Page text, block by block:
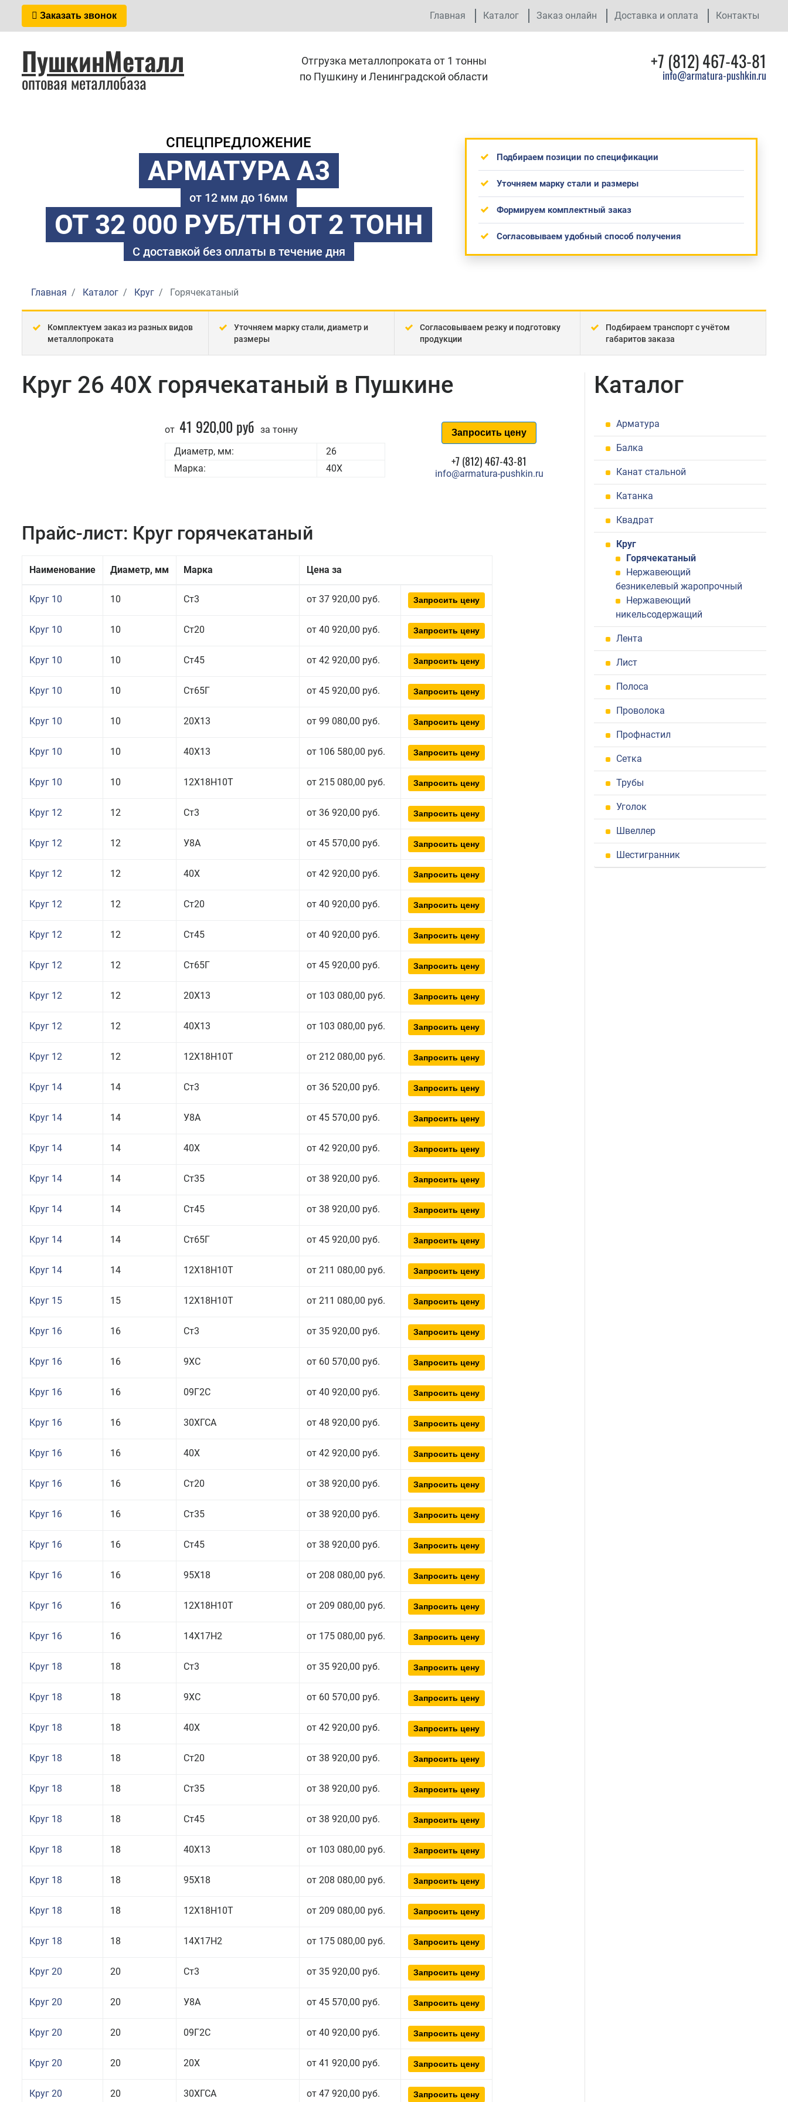
Заказать звонок Главная Каталог Заказ онлайн Доставка и оплата Контакты
ПушкинМеталл
оптовая металлобаза
Отгрузка металлопроката от 1 тонны
по Пушкину и Ленинградской области
+7 (812) 467-43-81
info@armatura-pushkin.ru
СПЕЦПРЕДЛОЖЕНИЕ
АРМАТУРА А3
от 12 мм до 16мм
ОТ 32 000 РУБ/ТН ОТ 2 ТОНН
С доставкой без оплаты в течение дня
Подбираем позиции по спецификации
Уточняем марку стали и размеры
Формируем комплектный заказ
Согласовываем удобный способ получения
Главная Каталог Круг Горячекатаный
Комплектуем заказ из разных видов
металлопроката
Уточняем марку стали, диаметр и
размеры
Согласовываем резку и подготовку
продукции
Подбираем транспорт с учётом
габаритов заказа
Круг 26 40Х горячекатаный в Пушкине
от 41 920,00 руб за тонну
Диаметр, мм:
26
Марка:
40Х
Запросить цену
+7 (812) 467-43-81
info@armatura-pushkin.ru
Прайс-лист: Круг горячекатаный
Наименование Диаметр, мм Марка Цена за
Круг 10 10 Ст3 от 37 920,00 руб. Запросить цену
Круг 10 10 Ст20 от 40 920,00 руб. Запросить цену
Круг 10 10 Ст45 от 42 920,00 руб. Запросить цену
Круг 10 10 Ст65Г от 45 920,00 руб. Запросить цену
Круг 10 10 20Х13 от 99 080,00 руб. Запросить цену
Круг 10 10 40Х13 от 106 580,00 руб. Запросить цену
Круг 10 10 12Х18Н10Т от 215 080,00 руб. Запросить цену
Круг 12 12 Ст3 от 36 920,00 руб. Запросить цену
Круг 12 12 У8А от 45 570,00 руб. Запросить цену
Круг 12 12 40Х от 42 920,00 руб. Запросить цену
Круг 12 12 Ст20 от 40 920,00 руб. Запросить цену
Круг 12 12 Ст45 от 40 920,00 руб. Запросить цену
Круг 12 12 Ст65Г от 45 920,00 руб. Запросить цену
Круг 12 12 20Х13 от 103 080,00 руб. Запросить цену
Круг 12 12 40Х13 от 103 080,00 руб. Запросить цену
Круг 12 12 12Х18Н10Т от 212 080,00 руб. Запросить цену
Круг 14 14 Ст3 от 36 520,00 руб. Запросить цену
Круг 14 14 У8А от 45 570,00 руб. Запросить цену
Круг 14 14 40Х от 42 920,00 руб. Запросить цену
Круг 14 14 Ст35 от 38 920,00 руб. Запросить цену
Круг 14 14 Ст45 от 38 920,00 руб. Запросить цену
Круг 14 14 Ст65Г от 45 920,00 руб. Запросить цену
Круг 14 14 12Х18Н10Т от 211 080,00 руб. Запросить цену
Круг 15 15 12Х18Н10Т от 211 080,00 руб. Запросить цену
Круг 16 16 Ст3 от 35 920,00 руб. Запросить цену
Круг 16 16 9ХС от 60 570,00 руб. Запросить цену
Круг 16 16 09Г2С от 40 920,00 руб. Запросить цену
Круг 16 16 30ХГСА от 48 920,00 руб. Запросить цену
Круг 16 16 40Х от 42 920,00 руб. Запросить цену
Круг 16 16 Ст20 от 38 920,00 руб. Запросить цену
Круг 16 16 Ст35 от 38 920,00 руб. Запросить цену
Круг 16 16 Ст45 от 38 920,00 руб. Запросить цену
Круг 16 16 95Х18 от 208 080,00 руб. Запросить цену
Круг 16 16 12Х18Н10Т от 209 080,00 руб. Запросить цену
Круг 16 16 14Х17Н2 от 175 080,00 руб. Запросить цену
Круг 18 18 Ст3 от 35 920,00 руб. Запросить цену
Круг 18 18 9ХС от 60 570,00 руб. Запросить цену
Круг 18 18 40Х от 42 920,00 руб. Запросить цену
Круг 18 18 Ст20 от 38 920,00 руб. Запросить цену
Круг 18 18 Ст35 от 38 920,00 руб. Запросить цену
Круг 18 18 Ст45 от 38 920,00 руб. Запросить цену
Круг 18 18 40Х13 от 103 080,00 руб. Запросить цену
Круг 18 18 95Х18 от 208 080,00 руб. Запросить цену
Круг 18 18 12Х18Н10Т от 209 080,00 руб. Запросить цену
Круг 18 18 14Х17Н2 от 175 080,00 руб. Запросить цену
Круг 20 20 Ст3 от 35 920,00 руб. Запросить цену
Круг 20 20 У8А от 45 570,00 руб. Запросить цену
Круг 20 20 09Г2С от 40 920,00 руб. Запросить цену
Круг 20 20 20Х от 41 920,00 руб. Запросить цену
Круг 20 20 30ХГСА от 47 920,00 руб. Запросить цену
Каталог
Арматура
Балка
Канат стальной
Катанка
Квадрат
Круг
Горячекатаный
Нержавеющий
безникелевый жаропрочный
Нержавеющий
никельсодержащий
Лента
Лист
Полоса
Проволока
Профнастил
Сетка
Трубы
Уголок
Швеллер
Шестигранник